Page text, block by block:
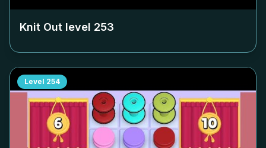
Knit Out level 253
Level 254